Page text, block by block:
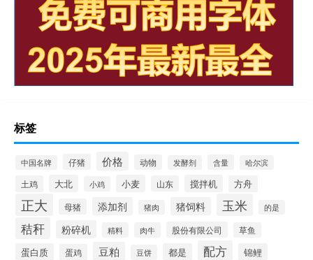
标签
中国名牌 仔猪 价格 动物 发酵剂 含量 哈尔滨
土鸡 大北 小鸡 小麦 山东 搅拌机 方舟
正大 母猪 添加剂 猪肉 猪饲料 玉米 的是
秸秆 粉碎机 精料 肉牛 股份有限公司 草鱼
蛋白质 蛋鸡 豆粕 豆饼 都是 配方 锦鲤